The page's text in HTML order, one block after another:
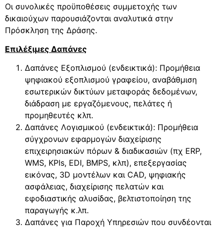
Οι συνολικές προϋποθέσεις συμμετοχής των
δικαιούχων παρουσιάζονται αναλυτικά στην
Πρόσκληση της Δράσης.
Επιλέξιμες Δαπάνες
Δαπάνες Εξοπλισμού (ενδεικτικά): Προμήθεια
ψηφιακού εξοπλισμού γραφείου, αναβάθμιση
εσωτερικών δικτύων μεταφοράς δεδομένων,
διάδραση με εργαζόμενους, πελάτες ή
προμηθευτές κλπ.
Δαπάνες Λογισμικού (ενδεικτικά): Προμήθεια
σύγχρονων εφαρμογών διαχείρισης
επιχειρησιακών πόρων & διαδικασιών (πχ ERP,
WMS, KPIs, ΕDI, ΒΜPS, κλπ), επεξεργασίας
εικόνας, 3D μοντέλων και CAD, ψηφιακής
ασφάλειας, διαχείρισης πελατών και
εφοδιαστικής αλυσίδας, βελτιστοποίηση της
παραγωγής κ.λπ.
Δαπάνες για Παροχή Υπηρεσιών που συνδέονται